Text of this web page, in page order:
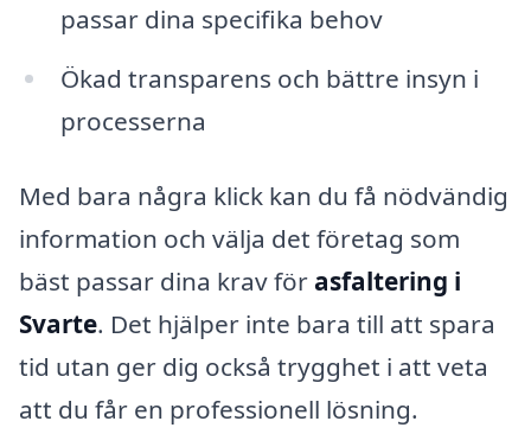
passar dina specifika behov
Ökad transparens och bättre insyn i
processerna
Med bara några klick kan du få nödvändig
information och välja det företag som
bäst passar dina krav för asfaltering i
Svarte. Det hjälper inte bara till att spara
tid utan ger dig också trygghet i att veta
att du får en professionell lösning.